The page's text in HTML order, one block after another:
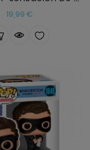
19,99 €Precio